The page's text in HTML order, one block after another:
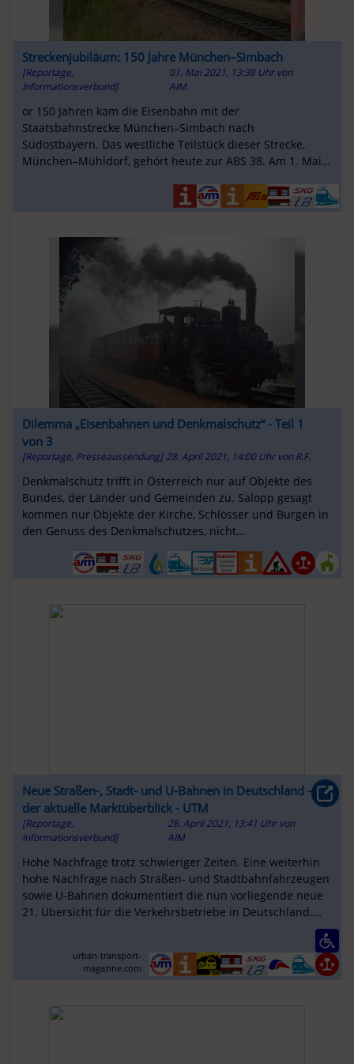
Streckenjubiläum: 150 Jahre München–Simbach
[Reportage,
Informationsverbund]
01. Mai 2021, 13:38 Uhr von
AIM
or 150 Jahren kam die Eisenbahn mit der
Staatsbahnstrecke München–Simbach nach
Südostbayern. Das westliche Teilstück dieser Strecke,
München–Mühldorf, gehört heute zur ABS 38. Am 1. Mai
Dilemma „Eisenbahnen und Denkmalschutz“ - Teil 1
von 3
[Reportage, Presseaussendung] 28. April 2021, 14:00 Uhr vonR.F.
Denkmalschutz trifft in Österreich nur auf Objekte des
Bundes, der Länder und Gemeinden zu. Salopp gesagt
kommen nur Objekte der Kirche, Schlösser und Burgen in
den Genuss des Denkmalschutzes, nicht
Industriedenkmäler wie Eisenbahnen!
Neue Straßen-, Stadt- und U-Bahnen in Deutschland –
der aktuelle Marktüberblick - UTM
[Reportage,
Informationsverbund]
28. April 2021, 13:41 Uhr von
AIM
Hohe Nachfrage trotz schwieriger Zeiten. Eine weiterhin
hohe Nachfrage nach Straßen- und Stadtbahnfahrzeugen
sowie U-Bahnen dokumentiert die nun vorliegende neue
21. Übersicht für die Verkehrsbetriebe in Deutschland.
urban-transport-
magazine.com